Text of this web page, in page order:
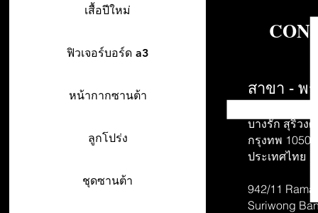
เสื้อปีใหม่
ฟิวเจอร์บอร์ด a3
หน้ากากซานต้า
ลูกโปร่ง
ชุดซานต้า
สาขา - พ
บางรัก สุริวงศ์
กรุงทพ 10500
ประเทศไทย
942/11 Rama
Suriwong